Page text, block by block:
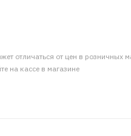
отличаться от цен в розничных
на кассе в магазине